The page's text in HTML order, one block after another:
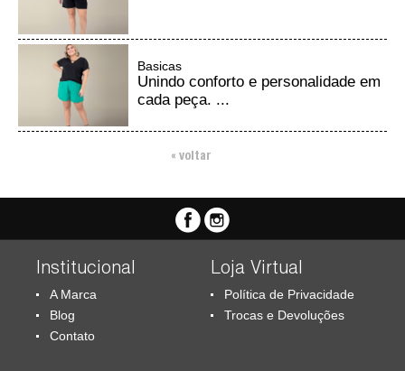
Basicas
Unindo conforto e personalidade em
cada peça. ...
« voltar
Institucional
A Marca
Blog
Contato
Loja Virtual
Política de Privacidade
Trocas e Devoluções